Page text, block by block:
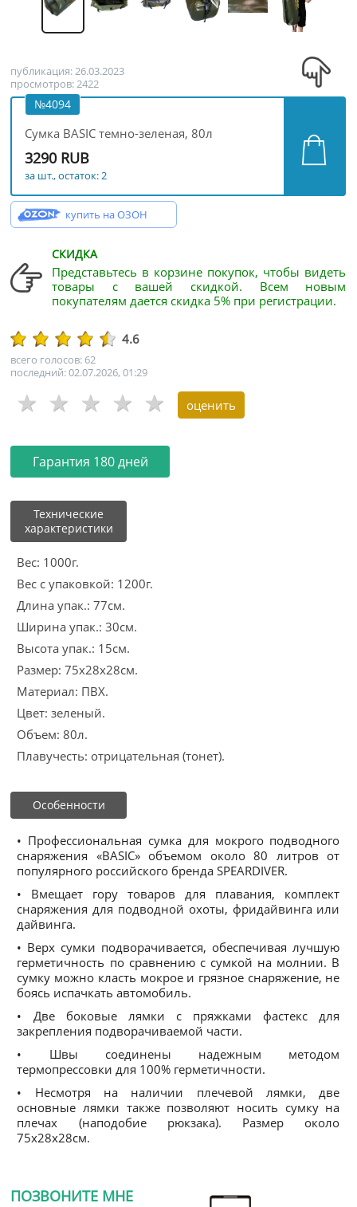
публикация: 26.03.2023
просмотров: 2422
№4094
Сумка BASIC темно-зеленая, 80л
3290 RUB
за шт., остаток: 2
купить на ОЗОН
СКИДКА
Представьтесь в корзине покупок, чтобы видеть
товары с вашей скидкой. Всем новым
покупателям дается скидка 5% при регистрации.
4.6
всего голосов: 62
последний: 02.07.2026, 01:29
Гарантия 180 дней
Технические
характеристики
Вес: 1000г.
Вес с упаковкой: 1200г.
Длина упак.: 77см.
Ширина упак.: 30см.
Высота упак.: 15см.
Размер: 75x28x28см.
Материал: ПВХ.
Цвет: зеленый.
Объем: 80л.
Плавучесть: отрицательная (тонет).
Особенности
• Профессиональная сумка для мокрого подводного
снаряжения «BASIC» объемом около 80 литров от
популярного российского бренда SPEARDIVER.
• Вмещает гору товаров для плавания, комплект
снаряжения для подводной охоты, фридайвинга или
дайвинга.
• Верх сумки подворачивается, обеспечивая лучшую
герметичность по сравнению с сумкой на молнии. В
сумку можно класть мокрое и грязное снаряжение, не
боясь испачкать автомобиль.
• Две боковые лямки с пряжками фастекс для
закрепления подворачиваемой части.
• Швы соединены надежным методом
термопрессовки для 100% герметичности.
• Несмотря на наличии плечевой лямки, две
основные лямки также позволяют носить сумку на
плечах (наподобие рюкзака). Размер около
75x28x28см.
ПОЗВОНИТЕ МНЕ